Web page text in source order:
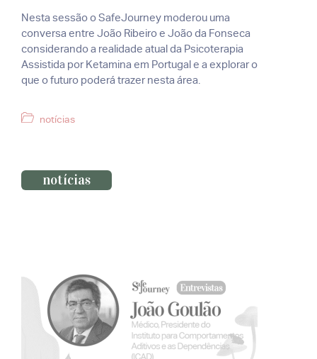
Nesta sessão o SafeJourney moderou uma
conversa entre João Ribeiro e João da Fonseca
considerando a realidade atual da Psicoterapia
Assistida por Ketamina em Portugal e a explorar o
que o futuro poderá trazer nesta área.
Categorias
notícias
notícias